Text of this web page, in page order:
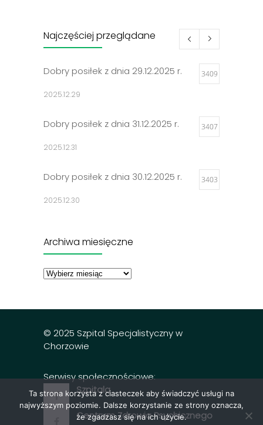
Najczęściej przeglądane
Dobry posiłek z dnia 29.12.2025 r. 3409
2025.12.29
Dobry posiłek z dnia 31.12.2025 r. 3407
2025.12.31
Dobry posiłek z dnia 30.12.2025 r. 3403
2025.12.30
2024.12.27
Dobry posiłek z dnia 23.12.2025 r.
Archiwa miesięczne
miesięczne
© 2025 Szpital Specjalistyczny w
Chorzowie
Serwisy społecznościowe:
Szpitala
Centrum Zdrowia Psychicznego
Ta strona korzysta z ciasteczek aby świadczyć usługi na
najwyższym poziomie. Dalsze korzystanie ze strony oznacza,
że zgadzasz się na ich użycie.